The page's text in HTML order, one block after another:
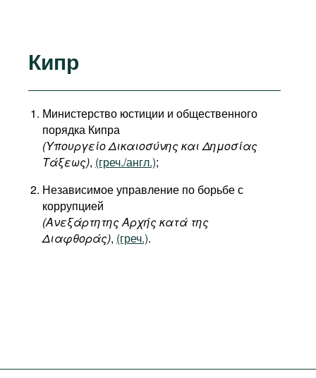
Кипр
Министерство юстиции и общественного
порядка Кипра
(Υπουργείο Δικαιοσύνης και Δημοσίας
Τάξεως), (греч./англ.);
Независимое управление по борьбе с
коррупцией
(Ανεξάρτητης Αρχής κατά της
Διαφθοράς), (греч.).